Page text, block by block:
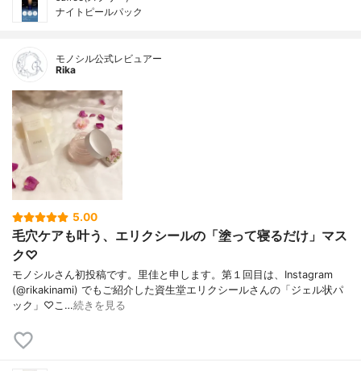
ナイトピールパック
モノシル公式レビュアー
Rika
5.00
毛穴ケアも叶う、エリクシールの「塗って寝るだけ」マス
ク♡
モノシルさん初投稿です。里佳と申します。第１回目は、Instagram
(@rikakinami) でもご紹介した資生堂エリクシールさんの「ジェル状パ
ック」♡こ…続きを見る